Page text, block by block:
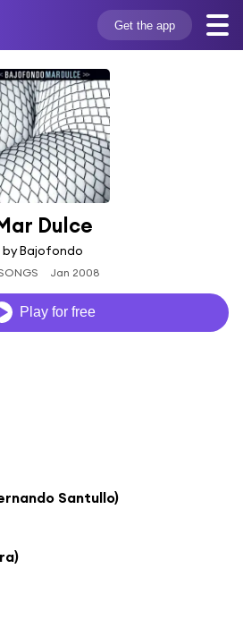
Get the app
Dulce
by Bajofondo
Jan 2008
Play for free
Santullo)